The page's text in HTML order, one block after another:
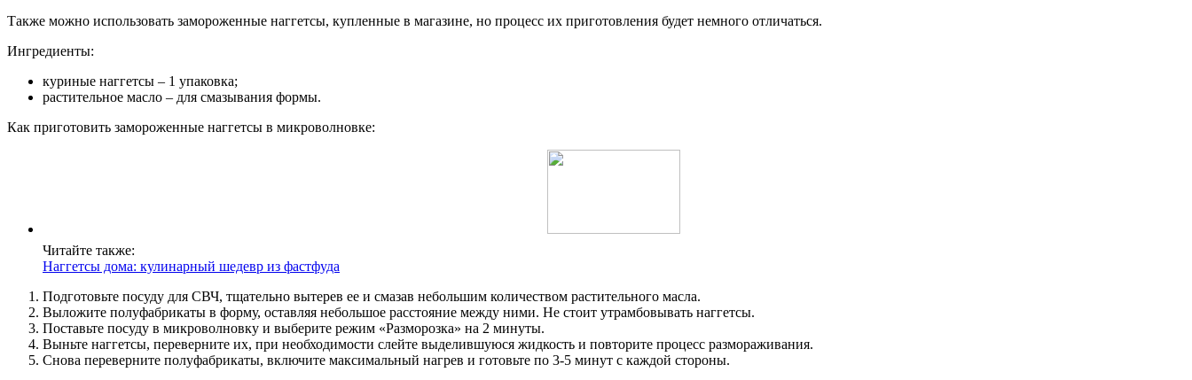
Также можно использовать замороженные наггетсы, купленные в магазине, но процесс их приготовления будет немного отличаться.
Ингредиенты:
куриные наггетсы – 1 упаковка;
растительное масло – для смазывания формы.
Как приготовить замороженные наггетсы в микроволновке:
Читайте также:
Наггетсы дома: кулинарный шедевр из фастфуда
Подготовьте посуду для СВЧ, тщательно вытерев ее и смазав небольшим количеством растительного масла.
Выложите полуфабрикаты в форму, оставляя небольшое расстояние между ними. Не стоит утрамбовывать наггетсы.
Поставьте посуду в микроволновку и выберите режим «Разморозка» на 2 минуты.
Выньте наггетсы, переверните их, при необходимости слейте выделившуюся жидкость и повторите процесс размораживания.
Снова переверните полуфабрикаты, включите максимальный нагрев и готовьте по 3-5 минут с каждой стороны.